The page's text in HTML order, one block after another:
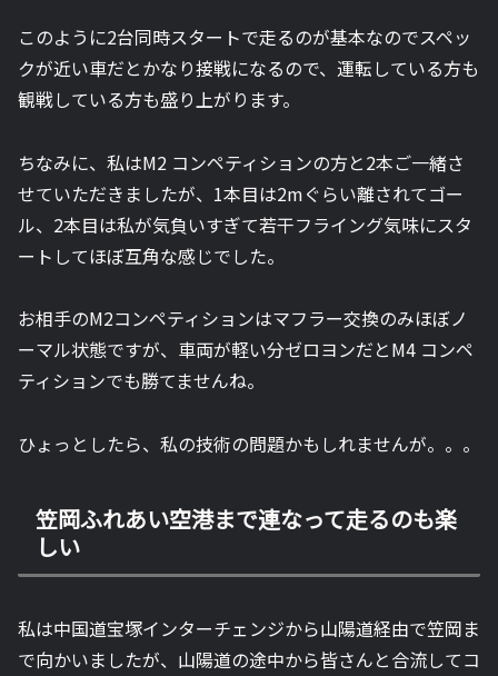
このように2台同時スタートで走るのが基本なのでスペッ
クが近い車だとかなり接戦になるので、運転している方も
観戦している方も盛り上がります。
ちなみに、私はM2 コンペティションの方と2本ご一緒さ
せていただきましたが、1本目は2mぐらい離されてゴー
ル、2本目は私が気負いすぎて若干フライング気味にスタ
ートしてほぼ互角な感じでした。
お相手のM2コンペティションはマフラー交換のみほぼノ
ーマル状態ですが、車両が軽い分ゼロヨンだとM4 コンペ
ティションでも勝てませんね。
ひょっとしたら、私の技術の問題かもしれませんが。。。
笠岡ふれあい空港まで連なって走るのも楽
しい
私は中国道宝塚インターチェンジから山陽道経由で笠岡ま
で向かいましたが、山陽道の途中から皆さんと合流してコ